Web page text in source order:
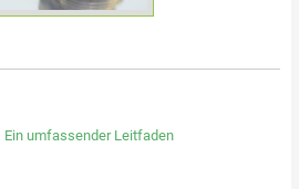
umfassender Leitfaden